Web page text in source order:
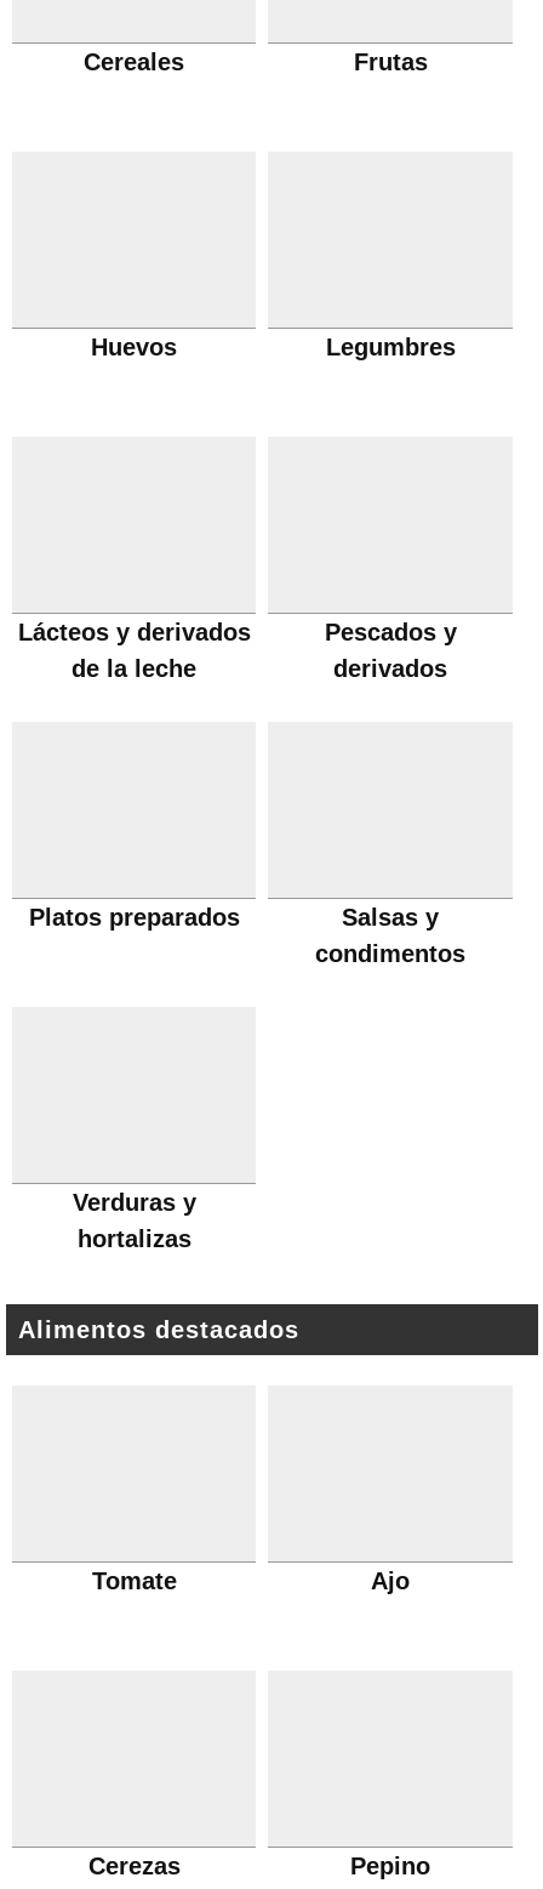
Cereales Frutas
Huevos Legumbres
Lácteos y derivados
de la leche
Pescados y
derivados
Platos preparados
Salsas y
condimentos
Verduras y
hortalizas
Alimentos destacados
Tomate Ajo
Cerezas Pepino